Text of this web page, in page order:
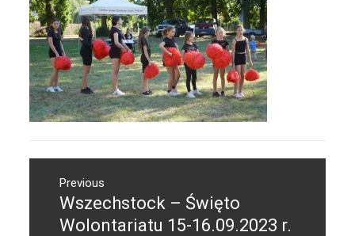
wpisuPrevious
Previous
post:
Wszechstock – Święto
Wolontariatu 15-16.09.2023 r.